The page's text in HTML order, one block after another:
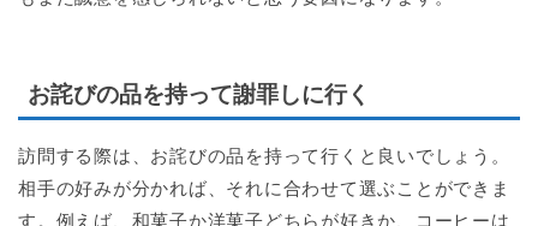
お詫びの品を持って謝罪しに行く
訪問する際は、お詫びの品を持って行くと良いでしょう。
相手の好みが分かれば、それに合わせて選ぶことができま
す。例えば、和菓子か洋菓子どちらが好きか、コーヒーは